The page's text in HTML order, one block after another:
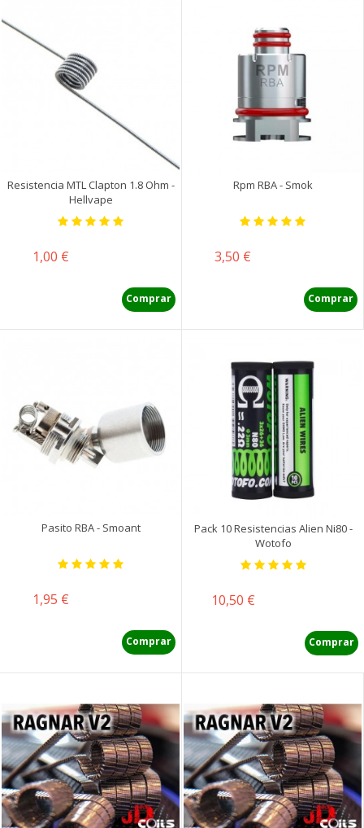
Resistencia MTL Clapton 1.8 Ohm -
Hellvape
Precio
1,00 €
Comprar
Rpm RBA - Smok
Precio
3,50 €
Comprar
Pasito RBA - Smoant
Precio
1,95 €
Comprar
Pack 10 Resistencias Alien Ni80 -
Wotofo
Precio
10,50 €
Comprar